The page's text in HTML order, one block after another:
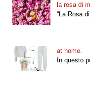
la rosa di
“La Rosa
at home.
In questo